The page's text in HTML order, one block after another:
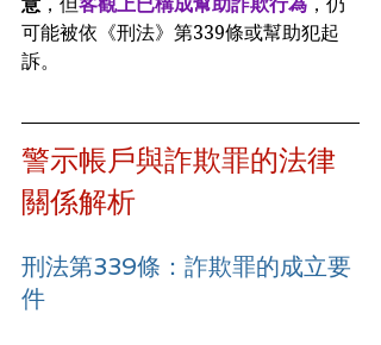
可能被依《刑法》第339條或幫助犯起
訴。
警示帳戶與詐欺罪的法律
關係解析
刑法第339條：詐欺罪的成立要
件